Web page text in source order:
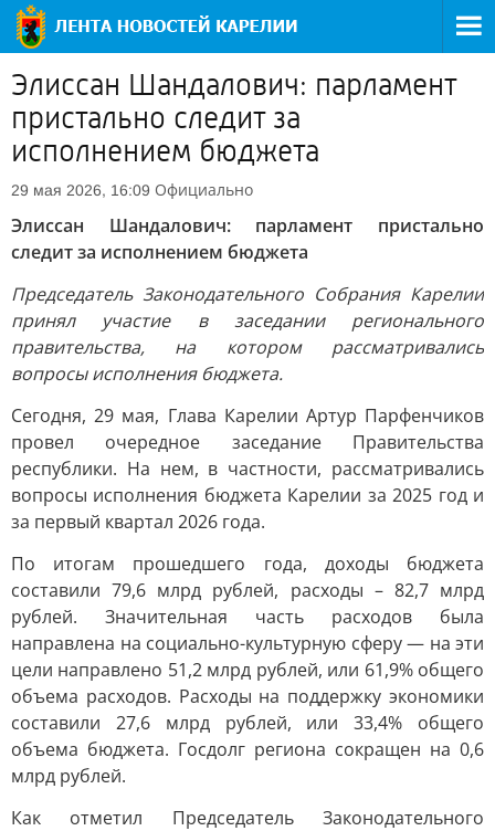
Элиссан Шандалович: парламент
пристально следит за
исполнением бюджета
29 мая 2026, 16:09 Официально
Элиссан Шандалович: парламент пристально
следит за исполнением бюджета
Председатель Законодательного Собрания Карелии
принял участие в заседании регионального
правительства, на котором рассматривались
вопросы исполнения бюджета.
Сегодня, 29 мая, Глава Карелии Артур Парфенчиков
провел очередное заседание Правительства
республики. На нем, в частности, рассматривались
вопросы исполнения бюджета Карелии за 2025 год и
за первый квартал 2026 года.
По итогам прошедшего года, доходы бюджета
составили 79,6 млрд рублей, расходы – 82,7 млрд
рублей. Значительная часть расходов была
направлена на социально-культурную сферу — на эти
цели направлено 51,2 млрд рублей, или 61,9% общего
объема расходов. Расходы на поддержку экономики
составили 27,6 млрд рублей, или 33,4% общего
объема бюджета. Госдолг региона сокращен на 0,6
млрд рублей.
Как отметил Председатель Законодательного